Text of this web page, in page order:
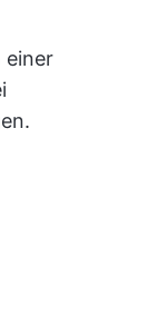
einer